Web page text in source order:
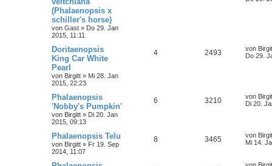
(Phalaenopsis x
schiller's horse)
von Gast » Do 29. Jan
2015, 11:11
Doritaenopsis
King Car White
Pearl
von Birgitt » Mi 28. Jan
2015, 22:23
4 2493 von
Do 29.
Phalaenopsis
'Nobby's Pumpkin'
von Birgitt » Di 20. Jan
2015, 09:13
6 3210 von
Di 20.
Phalaenopsis Telu
von Birgitt » Fr 19. Sep
2014, 11:07
8 3465 von
Mi 14.